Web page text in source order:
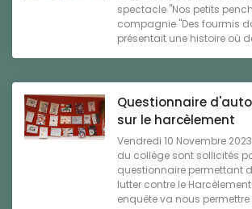
spectacle "Nos petits
compagnie "Des fourmis
présentait une histoire où
Questionnaire
sur le harcèlement
Vendredi 10 Novembre
du collège sont sollicités
questionnaire permettant
lutter contre le
enquête va nous permettre